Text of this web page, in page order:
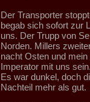
Der Transporter
begab sich sofort zur
uns. Der Trupp von
Norden. Millers
nacht Osten und
Imperator mit uns
Es war dunkel, doch
Nachteil mehr als gut.